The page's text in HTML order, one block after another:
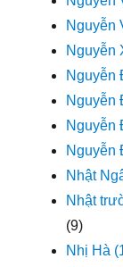
Nguyễn
Nguyễn
Nguyễn
Nguyễn
Nguyễn
Nguyễn
Nhật
Nhật
(9)
Nhị Hà